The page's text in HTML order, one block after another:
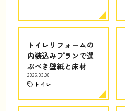
トイレリフォームの
内装込みプランで選
ぶべき壁紙と床材
2026.03.08
トイレ